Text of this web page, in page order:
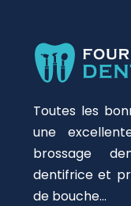
Toutes les
une
brossage
dentifrice et
de bouche…